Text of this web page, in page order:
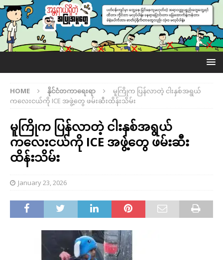
HOME နိုင်ငံတကာရေးရာ
မူကြိုက ပြန်လာတဲ့ ငါးနှစ်အရွယ်
ကလေးငယ်ကို ICE အဖွဲ့တွေ ဖမ်းဆီးထိန်းသိမ်း
မူကြိုက ပြန်လာတဲ့ ငါးနှစ်အရွယ်
ကလေးငယ်ကို ICE အဖွဲ့တွေ ဖမ်းဆီး
ထိန်းသိမ်း
January 23, 2026